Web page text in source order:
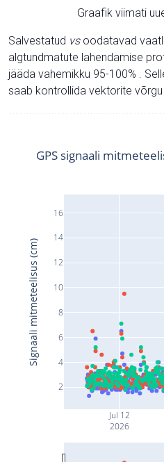
Graafik viimati
Salvestatud vsoodatavad
algtundmatute lahendamise
jääda vahemikku 95-100% .
saab kontrollida vektorite võrgu
Jul 12
2026
2
4
6
8
10
12
14
16
GPS signaali
Signaali mitmeteelisus (cm)